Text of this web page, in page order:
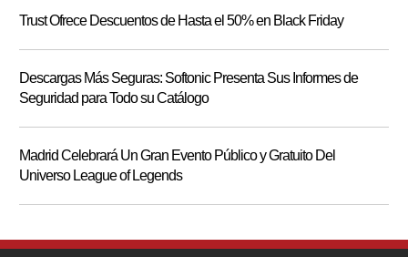
Trust Ofrece Descuentos de Hasta el 50% en Black Friday
Descargas Más Seguras: Softonic Presenta Sus Informes de
Seguridad para Todo su Catálogo
Madrid Celebrará Un Gran Evento Público y Gratuito Del
Universo League of Legends